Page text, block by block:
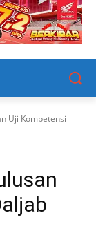
Uji Kompetensi